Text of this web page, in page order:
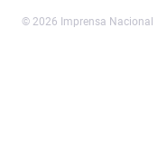
© 2026 Imprensa Nacional